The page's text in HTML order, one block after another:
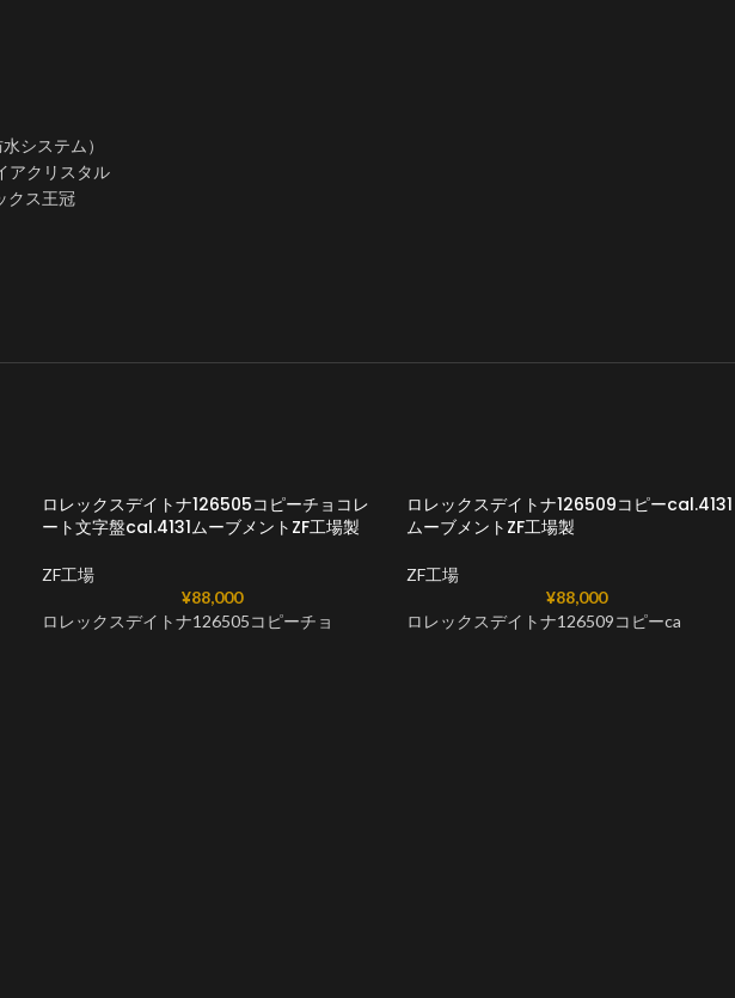
システム）
アクリスタル
クス王冠
ロレックスデイトナ126505コピーチョコレ
ート文字盤cal.4131ムーブメントZF工場製
ZF工場
¥88,000
ロレックスデイトナ126505コピーチョ
ロレックスデイトナ126509コピーcal.4131
ムーブメントZF工場製
ZF工場
¥88,000
ロレックスデイトナ126509コピーca